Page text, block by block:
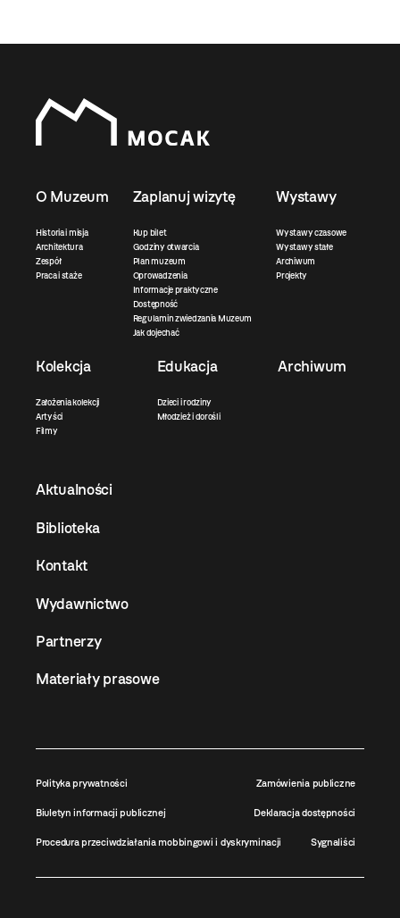
O Muzeum
Historia i misja
Architektura
Zespół
Praca i staże
Zaplanuj wizytę
Kup bilet
Godziny otwarcia
Plan muzeum
Oprowadzenia
Informacje praktyczne
Dostępność
Regulamin zwiedzania Muzeum
Jak dojechać
Wystawy
Wystawy czasowe
Wystawy stałe
Archiwum
Projekty
Kolekcja
Założenia kolekcji
Artyści
Filmy
Edukacja
Dzieci i rodziny
Młodzież i dorośli
Archiwum
Aktualności
Biblioteka
Kontakt
Wydawnictwo
Partnerzy
Materiały prasowe
Polityka prywatności Zamówienia publiczne
Biuletyn informacji publicznej Deklaracja dostępności
Procedura przeciwdziałania mobbingowi i dyskryminacji Sygnaliści